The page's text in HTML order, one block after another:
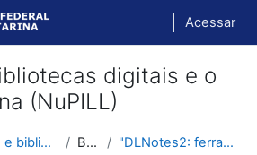
Acessar
digitais e o
(NuPILL)
DLNotes e bibliotecas digitais e o Portal Catarina... BIBLIOTECA "DLNotes2: ferramenta de anotações estruturadas e ...